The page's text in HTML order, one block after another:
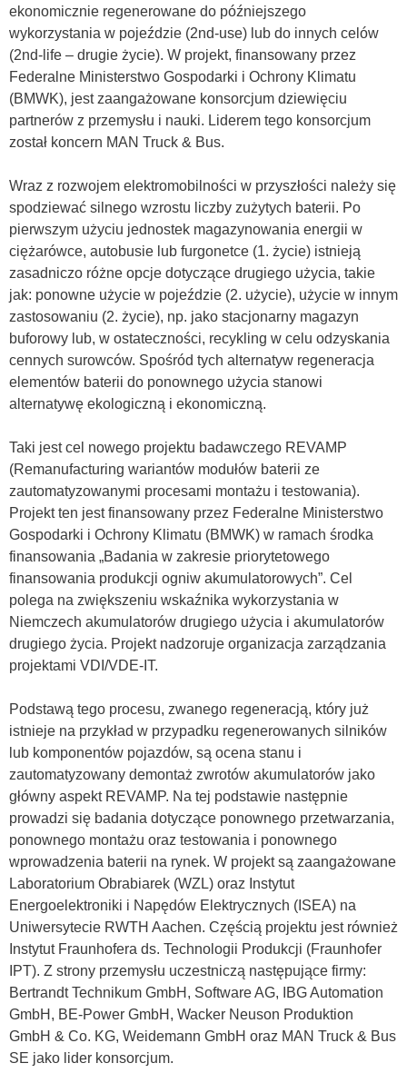
ekonomicznie regenerowane do późniejszego
wykorzystania w pojeździe (2nd-use) lub do innych celów
(2nd-life – drugie życie). W projekt, finansowany przez
Federalne Ministerstwo Gospodarki i Ochrony Klimatu
(BMWK), jest zaangażowane konsorcjum dziewięciu
partnerów z przemysłu i nauki. Liderem tego konsorcjum
został koncern MAN Truck & Bus.
Wraz z rozwojem elektromobilności w przyszłości należy się
spodziewać silnego wzrostu liczby zużytych baterii. Po
pierwszym użyciu jednostek magazynowania energii w
ciężarówce, autobusie lub furgonetce (1. życie) istnieją
zasadniczo różne opcje dotyczące drugiego użycia, takie
jak: ponowne użycie w pojeździe (2. użycie), użycie w innym
zastosowaniu (2. życie), np. jako stacjonarny magazyn
buforowy lub, w ostateczności, recykling w celu odzyskania
cennych surowców. Spośród tych alternatyw regeneracja
elementów baterii do ponownego użycia stanowi
alternatywę ekologiczną i ekonomiczną.
Taki jest cel nowego projektu badawczego REVAMP
(Remanufacturing wariantów modułów baterii ze
zautomatyzowanymi procesami montażu i testowania).
Projekt ten jest finansowany przez Federalne Ministerstwo
Gospodarki i Ochrony Klimatu (BMWK) w ramach środka
finansowania „Badania w zakresie priorytetowego
finansowania produkcji ogniw akumulatorowych”. Cel
polega na zwiększeniu wskaźnika wykorzystania w
Niemczech akumulatorów drugiego użycia i akumulatorów
drugiego życia. Projekt nadzoruje organizacja zarządzania
projektami VDI/VDE-IT.
Podstawą tego procesu, zwanego regeneracją, który już
istnieje na przykład w przypadku regenerowanych silników
lub komponentów pojazdów, są ocena stanu i
zautomatyzowany demontaż zwrotów akumulatorów jako
główny aspekt REVAMP. Na tej podstawie następnie
prowadzi się badania dotyczące ponownego przetwarzania,
ponownego montażu oraz testowania i ponownego
wprowadzenia baterii na rynek. W projekt są zaangażowane
Laboratorium Obrabiarek (WZL) oraz Instytut
Energoelektroniki i Napędów Elektrycznych (ISEA) na
Uniwersytecie RWTH Aachen. Częścią projektu jest również
Instytut Fraunhofera ds. Technologii Produkcji (Fraunhofer
IPT). Z strony przemysłu uczestniczą następujące firmy:
Bertrandt Technikum GmbH, Software AG, IBG Automation
GmbH, BE-Power GmbH, Wacker Neuson Produktion
GmbH & Co. KG, Weidemann GmbH oraz MAN Truck & Bus
SE jako lider konsorcjum.